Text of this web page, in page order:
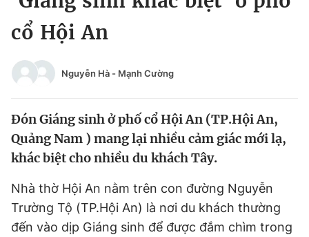
Chuyên mục khác
Chào ngày mới
Video Magazine
Sản phẩm khác
Tiện ích Bạn cần biết
Tin đã xem
Đăng xuất
cổ Hội An
Nguyễn Hà - Mạnh Cường
Đón Giáng sinh ở phố cổ Hội An (TP.Hội An,
Quảng Nam ) mang lại nhiều cảm giác mới lạ,
khác biệt cho nhiều du khách Tây.
Nhà thờ Hội An nằm trên con đường Nguyễn
Trường Tộ (TP.Hội An) là nơi du khách thường
đến vào dịp Giáng sinh để được đắm chìm trong